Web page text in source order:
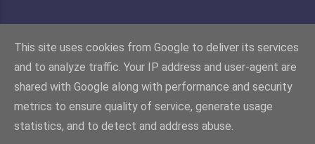
Fourni par Blogger
Images de thèmes deMatt Vince
©Laboratoire de Recherche pour le Développement Local
This site uses cookies from Google to deliver its services
and to analyze traffic. Your IP address and user-agent are
shared with Google along with performance and security
metrics to ensure quality of service, generate usage
statistics, and to detect and address abuse.